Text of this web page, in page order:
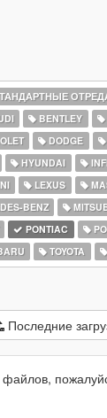
BENTLEY
DODGE
HYUNDAI
LEXUS
BENZ
PONTIAC
TOYOTA
Последние